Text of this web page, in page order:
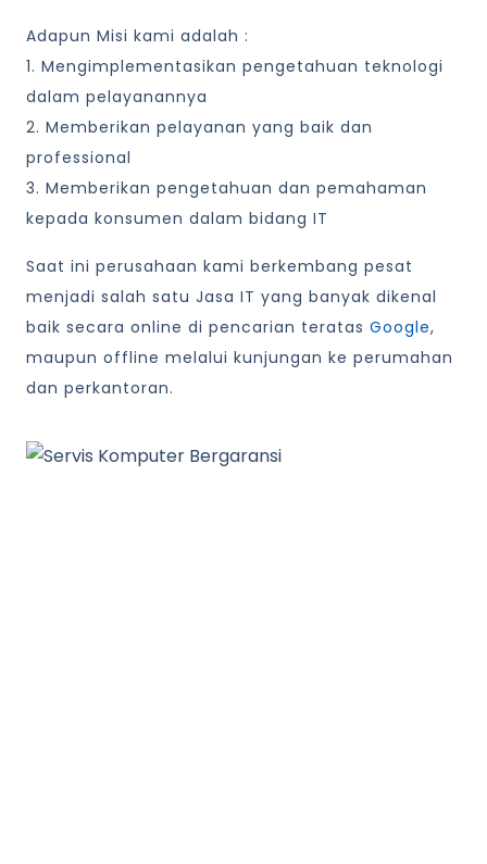
Adapun Misi kami adalah :
1. Mengimplementasikan pengetahuan teknologi
dalam pelayanannya
2. Memberikan pelayanan yang baik dan
professional
3. Memberikan pengetahuan dan pemahaman
kepada konsumen dalam bidang IT
Saat ini perusahaan kami berkembang pesat
menjadi salah satu Jasa IT yang banyak dikenal
baik secara online di pencarian teratas Google,
maupun offline melalui kunjungan ke perumahan
dan perkantoran.